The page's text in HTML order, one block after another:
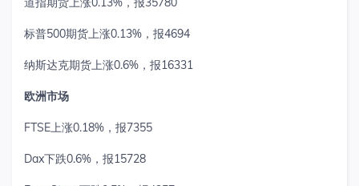
标普500期货上涨0.13% ，报4694
纳斯达克期货上涨0.6% ，报16331
欧洲市场
FTSE 上涨0.18% ，报7355
Dax下跌0.6% ，报15728